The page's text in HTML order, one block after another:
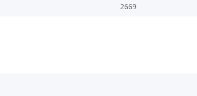
2669